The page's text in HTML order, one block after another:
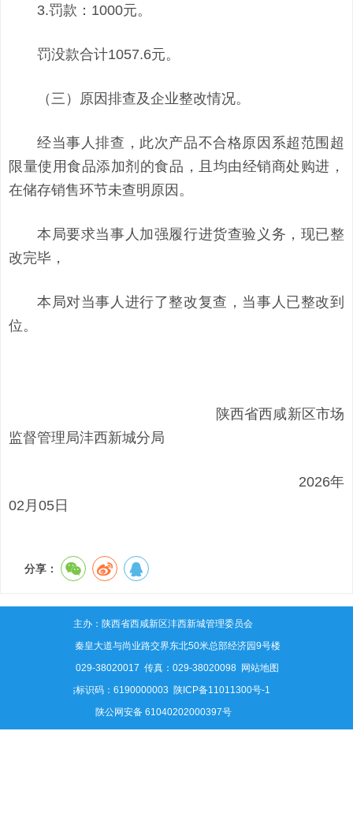
3.罚款：1000元。
罚没款合计1057.6元。
（三）原因排查及企业整改情况。
经当事人排查，此次产品不合格原因系超范围超
限量使用食品添加剂的食品，且均由经销商处购进，
在储存销售环节未查明原因。
本局要求当事人加强履行进货查验义务，现已整
改完毕，
本局对当事人进行了整改复查，当事人已整改到
位。
陕西省西咸新区市场
监督管理局沣西新城分局
2026年
02月05日
分享：
主办：陕西省西咸新区沣西新城管理委员会
地址：秦皇大道与尚业路交界东北50米总部经济园9号楼
电话：029-38020017 传真：029-38020098 网站地图
网站标识码：6190000003 陕ICP备11011300号-1
陕公网安备 61040202000397号